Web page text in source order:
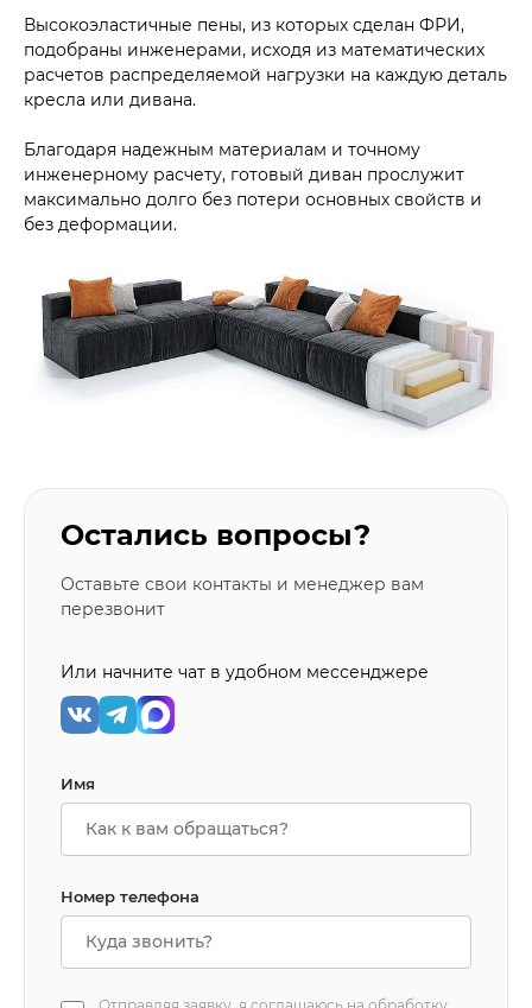
Высокоэластичные пены, из которых сделан ФРИ,
подобраны инженерами, исходя из математических
расчетов распределяемой нагрузки на каждую деталь
кресла или дивана.
Благодаря надежным материалам и точному
инженерному расчету, готовый диван прослужит
максимально долго без потери основных свойств и
без деформации.
Остались вопросы?
Оставьте свои контакты и менеджер вам
перезвонит
Или начните чат в удобном мессенджере
Имя
Номер телефона